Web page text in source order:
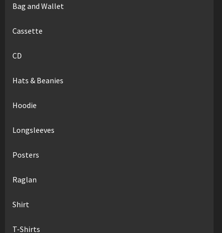
Bag and Wallet
Cassette
CD
Hats & Beanies
Hoodie
Longsleeves
Posters
Raglan
Shirt
T-Shirts